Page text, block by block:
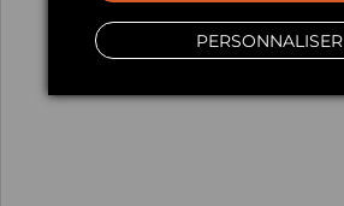
PERSONNALISER